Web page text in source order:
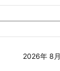
2026年 8月